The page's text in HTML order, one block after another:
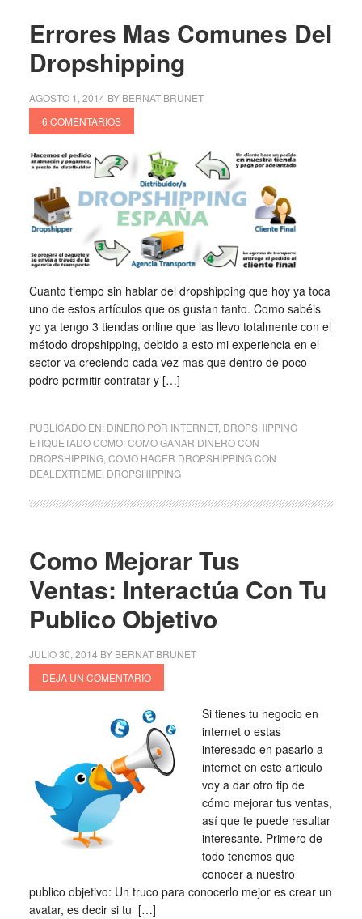
Errores Mas Comunes Del
Dropshipping
AGOSTO 1, 2014 BY BERNAT BRUNET
6 COMENTARIOS
Cuanto tiempo sin hablar del dropshipping que hoy ya toca
uno de estos artículos que os gustan tanto. Como sabéis
yo ya tengo 3 tiendas online que las llevo totalmente con el
método dropshipping, debido a esto mi experiencia en el
sector va creciendo cada vez mas que dentro de poco
podre permitir contratar y […]
PUBLICADO EN: DINERO POR INTERNET, DROPSHIPPING
ETIQUETADO COMO:COMO GANAR DINERO CON
DROPSHIPPING, COMO HACER DROPSHIPPING CON
DEALEXTREME DROPSHIPPING
Como Mejorar Tus
Ventas: Interactúa Con Tu
Publico Objetivo
JULIO 30, 2014 BY BERNAT BRUNET
DEJA UN COMENTARIO
Si tienes tu negocio en
internet o estas
interesado en pasarlo a
internet en este articulo
voy a dar otro tip de
cómo mejorar tus ventas,
así que te puede resultar
interesante. Primero de
todo tenemos que
conocer a nuestro
publico objetivo: Un truco para conocerlo mejor es crear un
avatar, es decir si tu […]